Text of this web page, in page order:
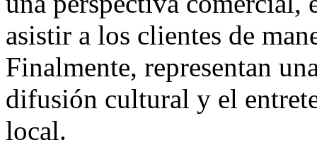
asistir a los clientes de
Finalmente, representan
difusión cultural y el
local.